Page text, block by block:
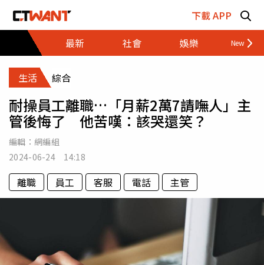
下載 APP
最新
社會 娛樂 財經
生活 綜合
耐操員工離職…「月薪2萬7請嘸人」主
管後悔了 他苦嘆：該哭還笑？
編輯： 網編組
2024-06-24 14:18
離職 員工 客服 電話 主管